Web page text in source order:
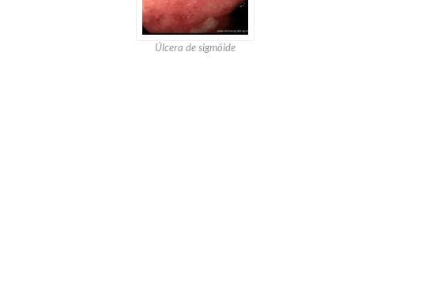
Úlcera de sigmóide